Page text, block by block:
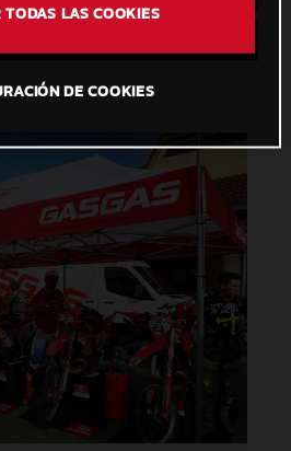
TODAS LAS COOKIES
DE COOKIES